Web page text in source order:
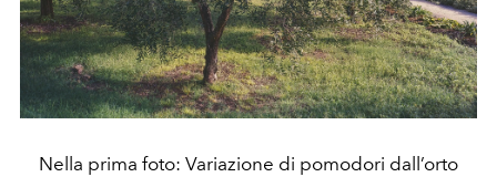
Nella prima foto: Variazione di pomodori dall’orto